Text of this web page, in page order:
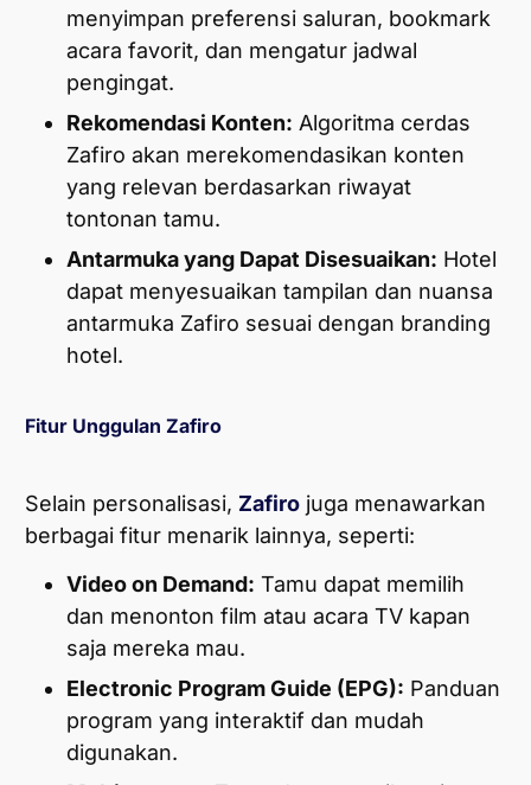
menyimpan preferensi saluran, bookmark
acara favorit, dan mengatur jadwal
pengingat.
Rekomendasi Konten: Algoritma cerdas
Zafiro akan merekomendasikan konten
yang relevan berdasarkan riwayat
tontonan tamu.
Antarmuka yang Dapat Disesuaikan: Hotel
dapat menyesuaikan tampilan dan nuansa
antarmuka Zafiro sesuai dengan branding
hotel.
Fitur Unggulan Zafiro
Selain personalisasi, Zafiro juga menawarkan
berbagai fitur menarik lainnya, seperti:
Video on Demand: Tamu dapat memilih
dan menonton film atau acara TV kapan
saja mereka mau.
Electronic Program Guide (EPG): Panduan
program yang interaktif dan mudah
digunakan.